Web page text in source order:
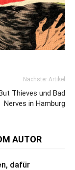
Nächster Artikel
Thieves und Bad
Nerves in Hamburg
AUTOR
dafür